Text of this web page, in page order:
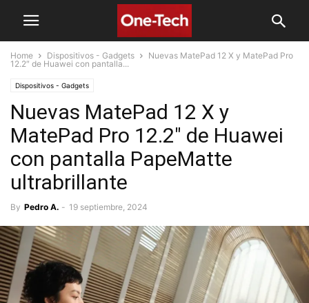
Home Dispositivos - Gadgets
Nuevas MatePad 12 X y MatePad Pro
12.2″ de Huawei con pantalla...
Dispositivos - Gadgets
Nuevas MatePad 12 X y
MatePad Pro 12.2″ de Huawei
con pantalla PapeMatte
ultrabrillante
By Pedro A. - 19 septiembre, 2024